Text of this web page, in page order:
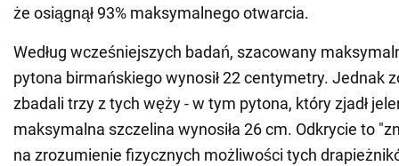
że osiągnął 93% maksymalnego otwarcia.
Według wcześniejszych badań, szacowany
pytona birmańskiego wynosił 22 centymetry. Jednak
zbadali trzy z tych węży - w tym pytona, który zjadł
maksymalna szczelina wynosiła 26 cm. Odkrycie to
na zrozumienie fizycznych możliwości tych